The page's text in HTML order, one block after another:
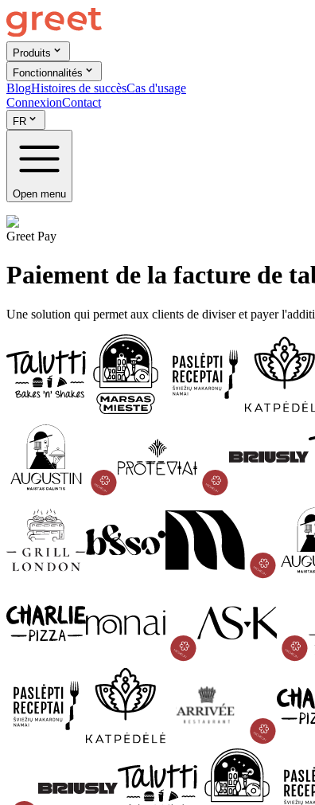
Produits
Fonctionnalités
BlogHistoires de succèsCas d'usage
ConnexionContact
FR
Open menu
Greet Pay
Paiement de la facture de
Une solution qui permet aux clients de diviser et payer